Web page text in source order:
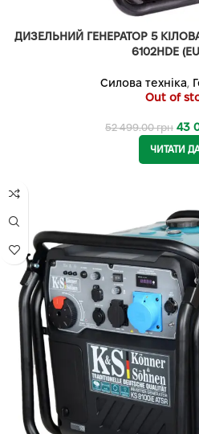
ДИЗЕЛЬНИЙ ГЕНЕРАТОР 5
6102HDE
Силова техніка,
Out of
52 499.00грн 43
ЧИТАТИ